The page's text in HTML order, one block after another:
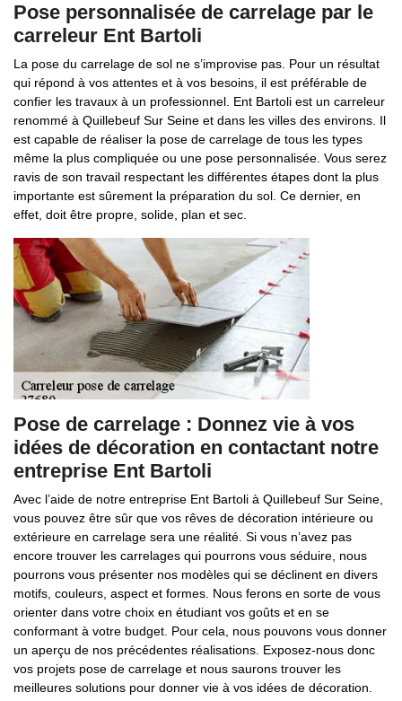
Pose personnalisée de carrelage par le
carreleur Ent Bartoli
La pose du carrelage de sol ne s’improvise pas. Pour un résultat
qui répond à vos attentes et à vos besoins, il est préférable de
confier les travaux à un professionnel. Ent Bartoli est un carreleur
renommé à Quillebeuf Sur Seine et dans les villes des environs. Il
est capable de réaliser la pose de carrelage de tous les types
même la plus compliquée ou une pose personnalisée. Vous serez
ravis de son travail respectant les différentes étapes dont la plus
importante est sûrement la préparation du sol. Ce dernier, en
effet, doit être propre, solide, plan et sec.
Pose de carrelage : Donnez vie à vos
idées de décoration en contactant notre
entreprise Ent Bartoli
Avec l’aide de notre entreprise Ent Bartoli à Quillebeuf Sur Seine,
vous pouvez être sûr que vos rêves de décoration intérieure ou
extérieure en carrelage sera une réalité. Si vous n’avez pas
encore trouver les carrelages qui pourrons vous séduire, nous
pourrons vous présenter nos modèles qui se déclinent en divers
motifs, couleurs, aspect et formes. Nous ferons en sorte de vous
orienter dans votre choix en étudiant vos goûts et en se
conformant à votre budget. Pour cela, nous pouvons vous donner
un aperçu de nos précédentes réalisations. Exposez-nous donc
vos projets pose de carrelage et nous saurons trouver les
meilleures solutions pour donner vie à vos idées de décoration.